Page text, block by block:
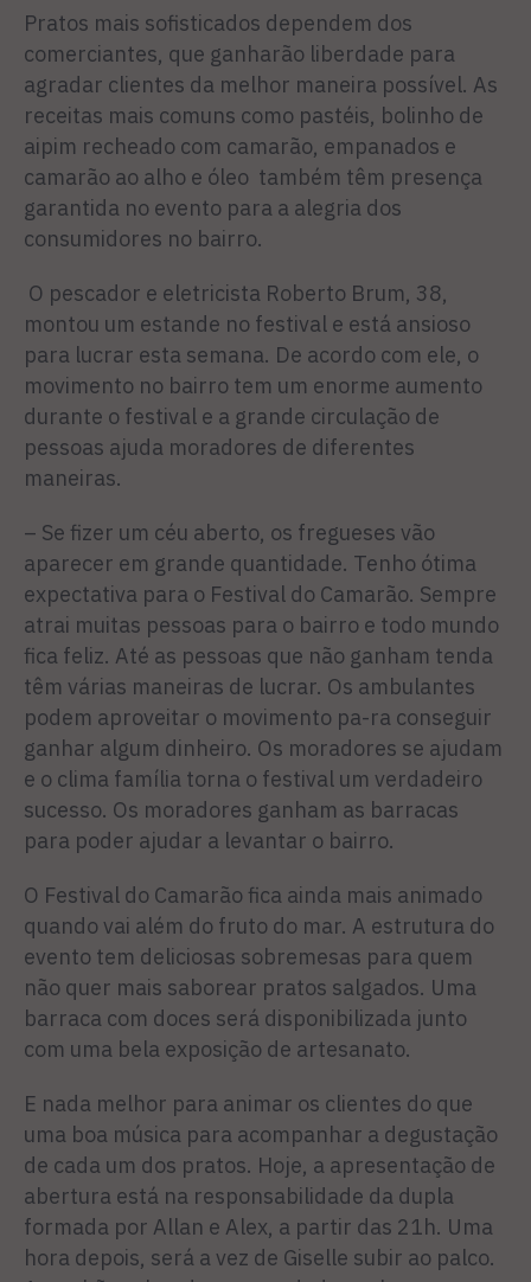
Pratos mais sofisticados dependem dos
comerciantes, que ganharão liberdade para
agradar clientes da melhor maneira possível. As
receitas mais comuns como pastéis, bolinho de
aipim recheado com camarão, empanados e
camarão ao alho e óleo também têm presença
garantida no evento para a alegria dos
consumidores no bairro.
O pescador e eletricista Roberto Brum, 38,
montou um estande no festival e está ansioso
para lucrar esta semana. De acordo com ele, o
movimento no bairro tem um enorme aumento
durante o festival e a grande circulação de
pessoas ajuda moradores de diferentes
maneiras.
– Se fizer um céu aberto, os fregueses vão
aparecer em grande quantidade. Tenho ótima
expectativa para o Festival do Camarão. Sempre
atrai muitas pessoas para o bairro e todo mundo
fica feliz. Até as pessoas que não ganham tenda
têm várias maneiras de lucrar. Os ambulantes
podem aproveitar o movimento pa-ra conseguir
ganhar algum dinheiro. Os moradores se ajudam
e o clima família torna o festival um verdadeiro
sucesso. Os moradores ganham as barracas
para poder ajudar a levantar o bairro.
O Festival do Camarão fica ainda mais animado
quando vai além do fruto do mar. A estrutura do
evento tem deliciosas sobremesas para quem
não quer mais saborear pratos salgados. Uma
barraca com doces será disponibilizada junto
com uma bela exposição de artesanato.
E nada melhor para animar os clientes do que
uma boa música para acompanhar a degustação
de cada um dos pratos. Hoje, a apresentação de
abertura está na responsabilidade da dupla
formada por Allan e Alex, a partir das 21h. Uma
hora depois, será a vez de Giselle subir ao palco.